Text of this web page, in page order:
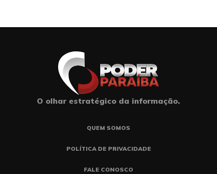
O olhar estratégico da informação.
QUEM SOMOS
POLÍTICA DE PRIVACIDADE
FALE CONOSCO